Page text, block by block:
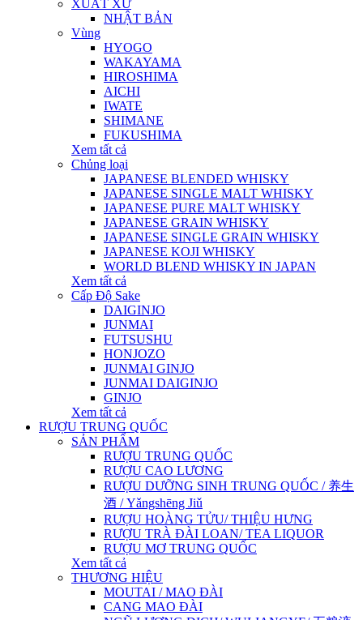
XUẤT XỨ
NHẬT BẢN
Vùng
HYOGO
WAKAYAMA
HIROSHIMA
AICHI
IWATE
SHIMANE
FUKUSHIMA
Xem tất cả
Chủng loại
JAPANESE BLENDED WHISKY
JAPANESE SINGLE MALT WHISKY
JAPANESE PURE MALT WHISKY
JAPANESE GRAIN WHISKY
JAPANESE SINGLE GRAIN WHISKY
JAPANESE KOJI WHISKY
WORLD BLEND WHISKY IN JAPAN
Xem tất cả
Cấp Độ Sake
DAIGINJO
JUNMAI
FUTSUSHU
HONJOZO
JUNMAI GINJO
JUNMAI DAIGINJO
GINJO
Xem tất cả
RƯỢU TRUNG QUỐC
SẢN PHẨM
RƯỢU TRUNG QUỐC
RƯỢU CAO LƯƠNG
RƯỢU DƯỠNG SINH TRUNG QUỐC / 养生
酒 / Yǎngshēng Jiǔ
RƯỢU HOÀNG TỬU/ THIỆU HƯNG
RƯỢU TRÀ ĐÀI LOAN/ TEA LIQUOR
RƯỢU MƠ TRUNG QUỐC
Xem tất cả
THƯƠNG HIỆU
MOUTAI / MAO ĐÀI
CANG MAO ĐÀI